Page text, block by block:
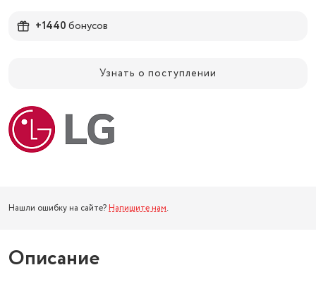
+1440бонусов
Узнать о поступлении
Нашли ошибку на сайте? Напишите нам.
Описание